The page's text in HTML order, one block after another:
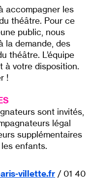
accompagner les
théâtre. Pour ce
public, nous
la demande, des
théâtre. L’équipe
à votre disposition.
!
sont invités,
légal
supplémentaires
enfants.
villette.fr / 01 40